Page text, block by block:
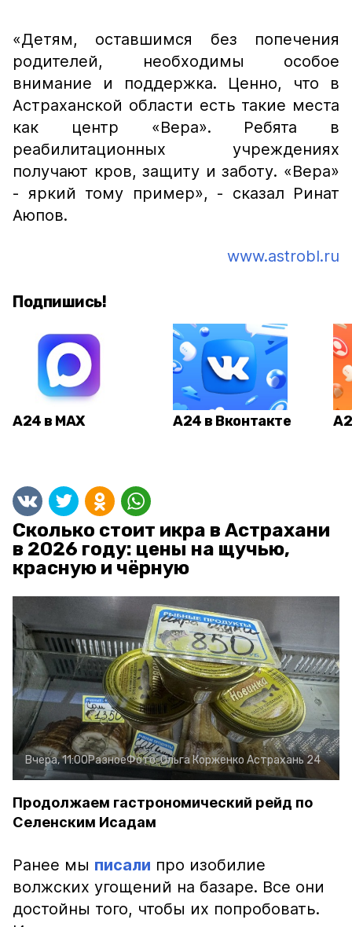
«Детям, оставшимся без попечения
родителей, необходимы особое
внимание и поддержка. Ценно, что в
Астраханской области есть такие места
как центр «Вера». Ребята в
реабилитационных учреждениях
получают кров, защиту и заботу. «Вера»
- яркий тому пример», - сказал Ринат
Аюпов.
www.astrobl.ru
Подпишись!
А24 в MAX А24 в Вконтакте
Сколько стоит икра в Астрахани
в 2026 году: цены на щучью,
красную и чёрную
Вчера, 11:00РазноеФото:Ольга Корженко Астрахань 24
Продолжаем гастрономический рейд по
Селенским Исадам
Ранее мы писали про изобилие
волжских угощений на базаре. Все они
достойны того, чтобы их попробовать.